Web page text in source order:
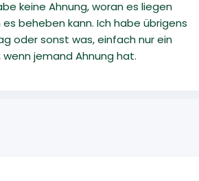
keine Ahnung, woran es liegen
beheben kann. Ich habe übrigens
oder sonst was, einfach nur ein
jemand Ahnung hat.